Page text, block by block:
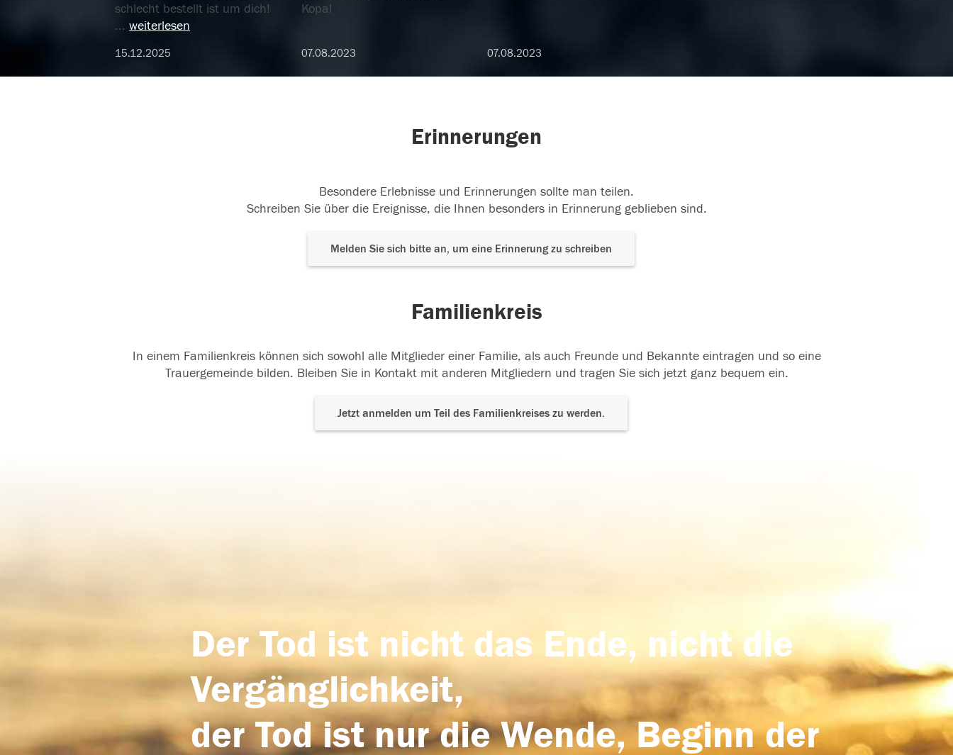
schlecht bestellt ist um dich!
... weiterlesen
15.12.2025
Kopal
07.08.2023 07.08.2023
Erinnerungen
Besondere Erlebnisse und Erinnerungen sollte man teilen.
Schreiben Sie über die Ereignisse, die Ihnen besonders in Erinnerung geblieben sind.
Melden Sie sich bitte an, um eine Erinnerung zu schreiben
Familienkreis
In einem Familienkreis können sich sowohl alle Mitglieder einer Familie, als auch Freunde und Bekannte eintragen und so eine
Trauergemeinde bilden. Bleiben Sie in Kontakt mit anderen Mitgliedern und tragen Sie sich jetzt ganz bequem ein.
Jetzt anmelden um Teil des Familienkreises zu werden.
Der Tod ist nicht das Ende, nicht die
Vergänglichkeit,
der Tod ist nur die Wende, Beginn der